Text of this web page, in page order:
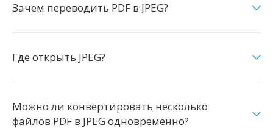
Зачем переводить PDF в JPEG?
Где открыть JPEG?
Можно ли конвертировать несколько
файлов PDF в JPEG одновременно?